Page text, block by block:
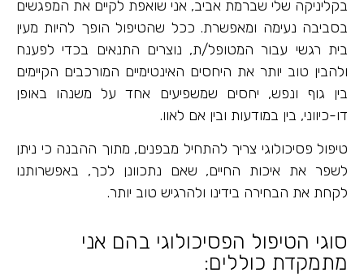
בקליניקה שלי שברמת אביב, אני שואפת לקיים את המפגשים
בסביבה נעימה ומאפשרת. ככל שהטיפול הופך להיות מעין
בית רגשי עבור המטופל/ת, נוצרים התנאים בכדי לפענח
ולהבין טוב יותר את היחסים האינטימיים המורכבים הקיימים
בין גוף ונפש, יחסים שמשפיעים אחד על משנהו באופן
דו-כיווני, בין במודעות ובין אם לאוו.
טיפול פסיכולוגי צריך להתחיל מבפנים, מתוך ההבנה כי ניתן
לשפר את איכות החיים, שאם נתכוונן לכך, באפשרותנו
לקחת את הבחירה בידינו ולהרגיש טוב יותר.
סוגי הטיפול הפסיכולוגי בהם אני
מתמקדת כוללים: